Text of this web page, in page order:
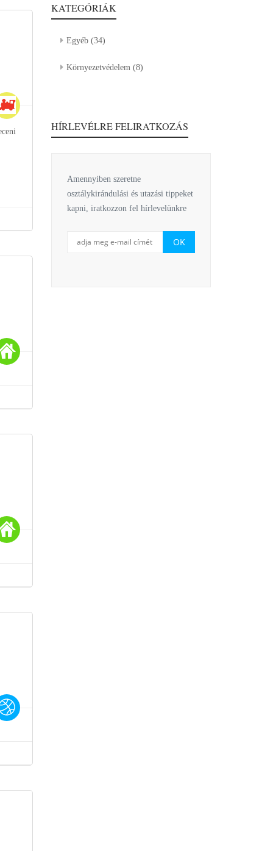
KATEGÓRIÁK
Egyéb(34)
Környezetvédelem (8)
HÍRLEVÉLRE FELIRATKOZÁS
Amennyiben szeretne
osztálykirándulási és utazási tippeket
kapni, iratkozzon fel hírlevelünkre